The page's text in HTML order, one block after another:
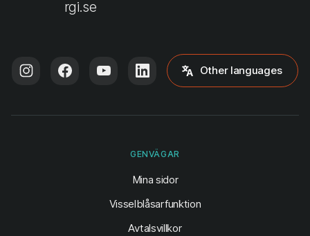
rgi.se
Other languages
GENVÄGAR
Mina sidor(öppnas i ny flik)
Visselblåsarfunktion
Avtalsvillkor